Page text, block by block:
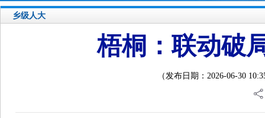
乡级人大
梧桐：联动破
（发布日期：2026-06-30